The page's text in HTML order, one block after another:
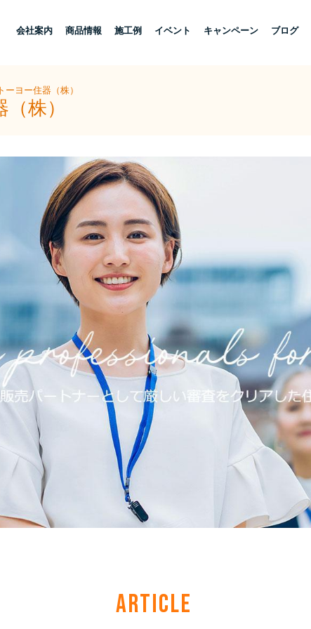
会社案内 商品情報 施工例 イベント キャンペーン ブログ
ヨー住器（株）
株）
ARTICLE